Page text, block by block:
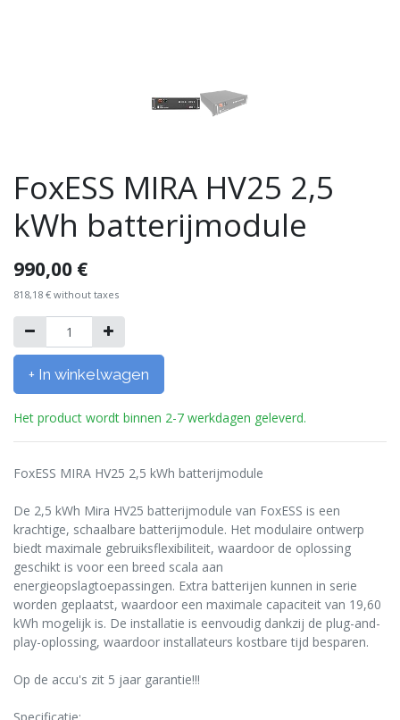
FoxESS MIRA HV25 2,5
kWh batterijmodule
990,00 €
818,18 € without taxes
+ In winkelwagen
Het product wordt binnen 2-7 werkdagen geleverd.
FoxESS MIRA HV25 2,5 kWh batterijmodule
De 2,5 kWh Mira HV25 batterijmodule van FoxESS is een
krachtige, schaalbare batterijmodule. Het modulaire ontwerp
biedt maximale gebruiksflexibiliteit, waardoor de oplossing
geschikt is voor een breed scala aan
energieopslagtoepassingen. Extra batterijen kunnen in serie
worden geplaatst, waardoor een maximale capaciteit van 19,60
kWh mogelijk is. De installatie is eenvoudig dankzij de plug-and-
play-oplossing, waardoor installateurs kostbare tijd besparen.
Op de accu's zit 5 jaar garantie!!!